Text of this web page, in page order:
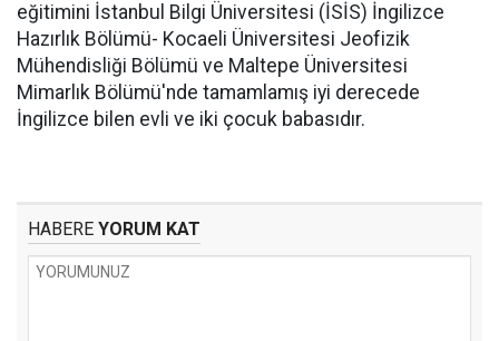
eğitimini İstanbul Bilgi Üniversitesi (İSİS) İngilizce
Hazırlık Bölümü- Kocaeli Üniversitesi Jeofizik
Mühendisliği Bölümü ve Maltepe Üniversitesi
Mimarlık Bölümü'nde tamamlamış iyi derecede
İngilizce bilen evli ve iki çocuk babasıdır.
HABERE YORUM KAT